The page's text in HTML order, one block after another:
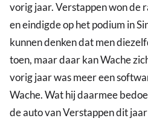
vorig jaar. Verstappen won de
en eindigde op het podium in
kunnen denken dat men
toen, maar daar kan Wache
vorig jaar was meer een
Wache. Wat hij daarmee
de auto van Verstappen dit